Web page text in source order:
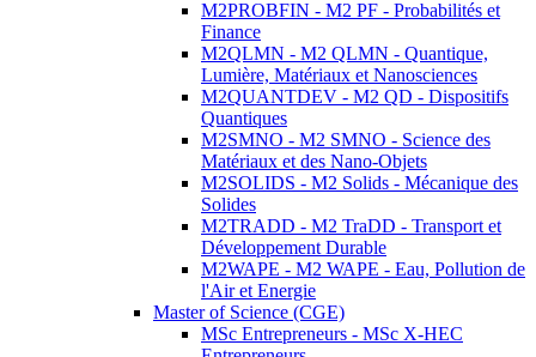
M2PROBFIN - M2 PF - Probabilités et
Finance
M2QLMN - M2 QLMN - Quantique,
Lumière, Matériaux et Nanosciences
M2QUANTDEV - M2 QD - Dispositifs
Quantiques
M2SMNO - M2 SMNO - Science des
Matériaux et des Nano-Objets
M2SOLIDS - M2 Solids - Mécanique des
Solides
M2TRADD - M2 TraDD - Transport et
Développement Durable
M2WAPE - M2 WAPE - Eau, Pollution de
l'Air et Energie
Master of Science (CGE)
MSc Entrepreneurs - MSc X-HEC